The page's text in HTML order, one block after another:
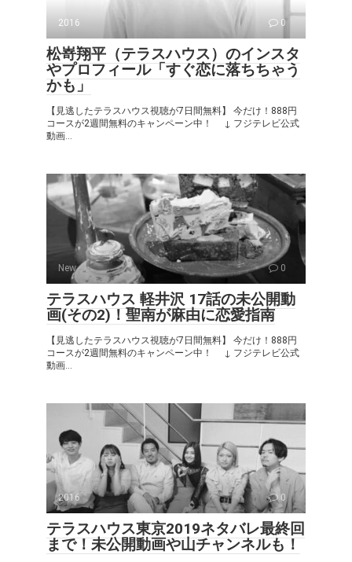
2016 0
松嵜翔平（テラスハウス）のインスタ
やプロフィール「すぐ恋に落ちちゃう
かも」
【見逃したテラスハウス視聴が7日間無料】 今だけ！888円
コースが2週間無料のキャンペーン中！ ↓ フジテレビ公式
動画...
New 0
テラスハウス 軽井沢 17話の未公開動
画(その2)！聖南が麻由に恋愛指南
【見逃したテラスハウス視聴が7日間無料】 今だけ！888円
コースが2週間無料のキャンペーン中！ ↓ フジテレビ公式
動画...
2016 0
テラスハウス東京2019ネタバレ最終回
まで！未公開動画や山チャンネルも！